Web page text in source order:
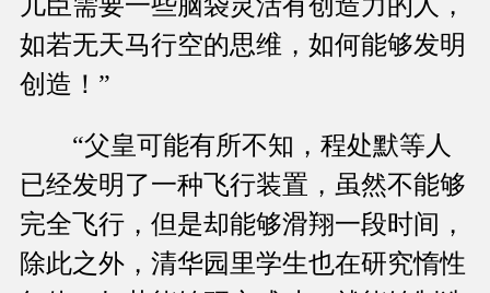
如若无天马行空的思维，如何能够发明
创造！”
“父皇可能有所不知，程处默等人
已经发明了一种飞行装置，虽然不能够
完全飞行，但是却能够滑翔一段时间，
除此之外，清华园里学生也在研究惰性